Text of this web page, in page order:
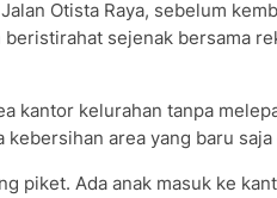
Otista Raya, sebelum
sejenak bersama
kantor kelurahan tanpa
area yang baru
piket. Ada anak masuk ke